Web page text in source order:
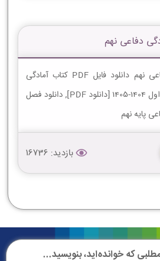
دفاعی نهم
دانلود کتاب آمادگی دفاعی نهم دانلود فایل PDF کتاب آمادگی
دفاعی پایه نهم متوسطه اول 1404-1405 [دانلود PDF], دانلود فصل
پایه نهم
بازدید: 16736
که خوانده‌اید، بنویسید...